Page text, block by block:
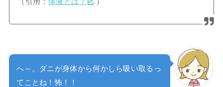
（引用： 体液とは？ ）
へ～。ダニが身体から何かしら吸い取るっ
てことね！怖！！